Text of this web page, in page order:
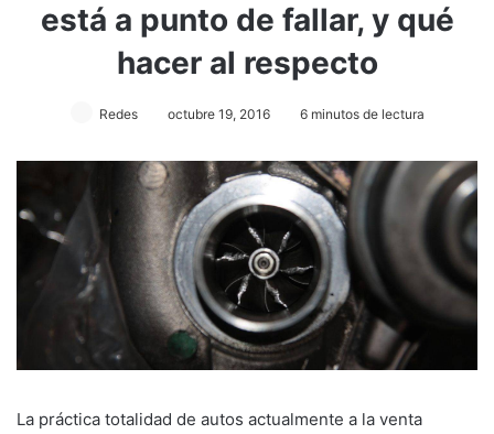
está a punto de fallar, y qué
hacer al respecto
Redes octubre 19, 2016 6 minutos de lectura
La práctica totalidad de autos actualmente a la venta